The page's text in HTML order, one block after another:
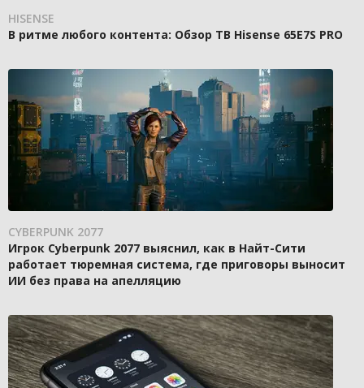
HISENSE
В ритме любого контента: Обзор ТВ Hisense 65E7S PRO
CYBERPUNK 2077
Игрок Cyberpunk 2077 выяснил, как в Найт-Сити
работает тюремная система, где приговоры выносит
ИИ без права на апелляцию